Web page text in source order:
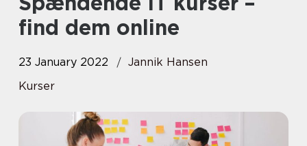
find dem online
23 January 2022
Jannik Hansen
Kurser